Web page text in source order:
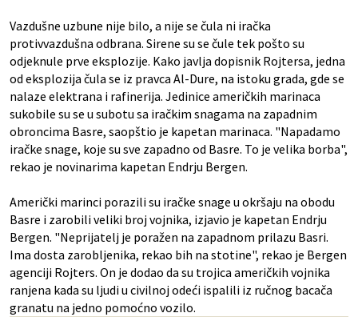
Vazdušne uzbune nije bilo, a nije se čula ni iračka
protivvazdušna odbrana. Sirene su se čule tek pošto su
odjeknule prve eksplozije. Kako javlja dopisnik Rojtersa, jedna
od eksplozija čula se iz pravca Al-Dure, na istoku grada, gde se
nalaze elektrana i rafinerija. Jedinice američkih marinaca
sukobile su se u subotu sa iračkim snagama na zapadnim
obroncima Basre, saopštio je kapetan marinaca. "Napadamo
iračke snage, koje su sve zapadno od Basre. To je velika borba",
rekao je novinarima kapetan Endrju Bergen.
Američki marinci porazili su iračke snage u okršaju na obodu
Basre i zarobili veliki broj vojnika, izjavio je kapetan Endrju
Bergen. "Neprijatelj je poražen na zapadnom prilazu Basri.
Ima dosta zarobljenika, rekao bih na stotine", rekao je Bergen
agenciji Rojters. On je dodao da su trojica američkih vojnika
ranjena kada su ljudi u civilnoj odeći ispalili iz ručnog bacača
granatu na jedno pomoćno vozilo.